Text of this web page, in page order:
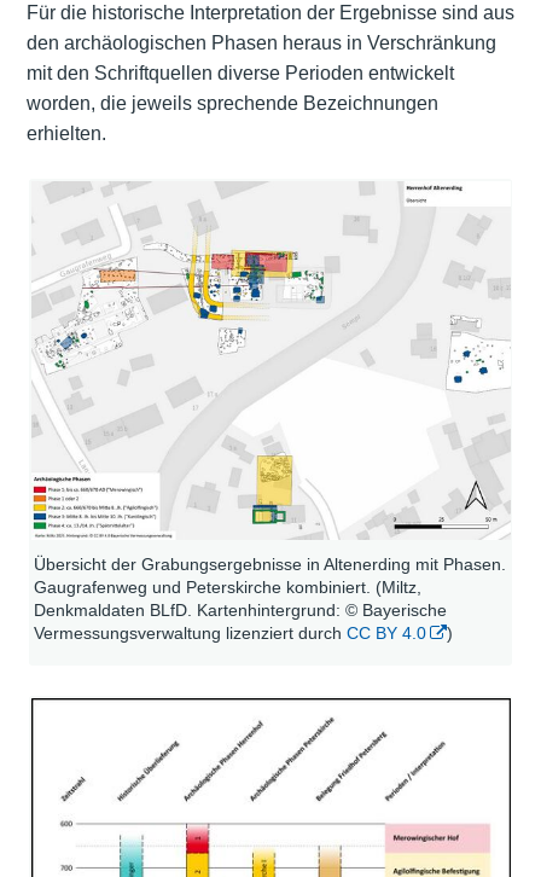
Für die historische Interpretation der Ergebnisse sind aus
den archäologischen Phasen heraus in Verschränkung
mit den Schriftquellen diverse Perioden entwickelt
worden, die jeweils sprechende Bezeichnungen
erhielten.
Übersicht der Grabungsergebnisse in Altenerding mit Phasen.
Gaugrafenweg und Peterskirche kombiniert. (Miltz,
Denkmaldaten BLfD. Kartenhintergrund: © Bayerische
Vermessungsverwaltung lizenziert durchCC BY 4.0 )